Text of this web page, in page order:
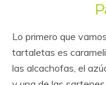
Lo primero que
tartaletas es
las alcachofas, el